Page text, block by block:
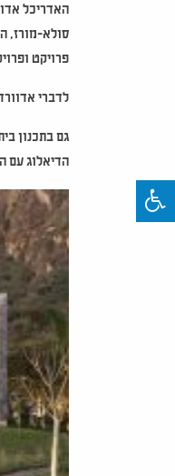
האדריכל
סולא-מורז,
פרויקט
לדברי
גם בתכנון
הדיאלוג עם